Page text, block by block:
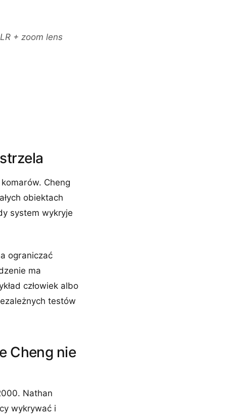
+ zoom lens
Cheng
obiektach
system wykryje
ograniczać
ma
człowiek albo
testów
Cheng nie
Nathan
wykrywać i